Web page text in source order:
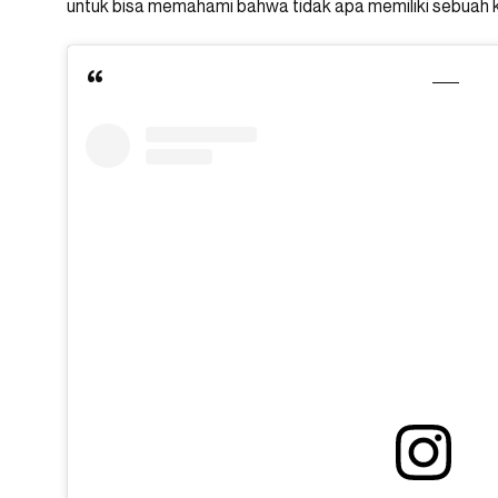
untuk bisa memahami bahwa tidak apa memiliki sebuah